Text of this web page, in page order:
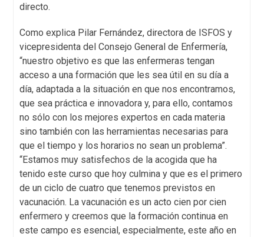
directo.
Como explica Pilar Fernández, directora de ISFOS y
vicepresidenta del Consejo General de Enfermería,
“nuestro objetivo es que las enfermeras tengan
acceso a una formación que les sea útil en su día a
día, adaptada a la situación en que nos encontramos,
que sea práctica e innovadora y, para ello, contamos
no sólo con los mejores expertos en cada materia
sino también con las herramientas necesarias para
que el tiempo y los horarios no sean un problema”.
“Estamos muy satisfechos de la acogida que ha
tenido este curso que hoy culmina y que es el primero
de un ciclo de cuatro que tenemos previstos en
vacunación. La vacunación es un acto cien por cien
enfermero y creemos que la formación continua en
este campo es esencial, especialmente, este año en